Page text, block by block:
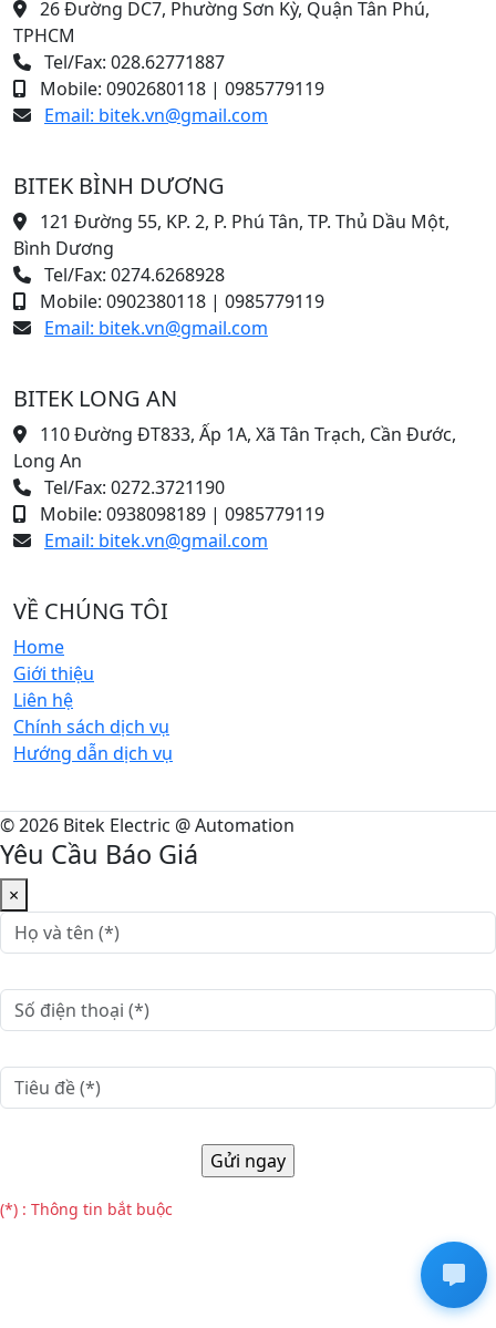
26 Đường DC7, Phường Sơn Kỳ, Quận Tân Phú,
TPHCM
Tel/Fax: 028.62771887
Mobile: 0902680118 | 0985779119
Email: bitek.vn@gmail.com
BITEK BÌNH DƯƠNG
121 Đường 55, KP. 2, P. Phú Tân, TP. Thủ Dầu Một,
Bình Dương
Tel/Fax: 0274.6268928
Mobile: 0902380118 | 0985779119
Email: bitek.vn@gmail.com
BITEK LONG AN
110 Đường ĐT833, Ấp 1A, Xã Tân Trạch, Cần Đước,
Long An
Tel/Fax: 0272.3721190
Mobile: 0938098189 | 0985779119
Email: bitek.vn@gmail.com
VỀ CHÚNG TÔI
Home
Giới thiệu
Liên hệ
Chính sách dịch vụ
Hướng dẫn dịch vụ
© 2026 Bitek Electric @ Automation
Yêu Cầu Báo Giá
×
(*) : Thông tin bắt buộc